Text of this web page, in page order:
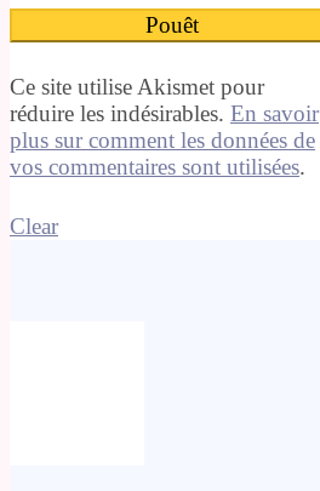
Ce site utilise Akismet pour
réduire les indésirables. En savoir
plus sur comment les données de
vos commentaires sont utilisées.
Clear